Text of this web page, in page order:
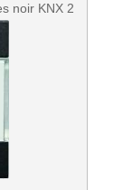
noir KNX 2